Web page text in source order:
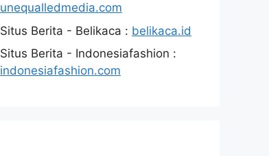
unequalledmedia.com
Situs Berita - Belikaca : belikaca.id
Situs Berita - Indonesiafashion :
indonesiafashion.com